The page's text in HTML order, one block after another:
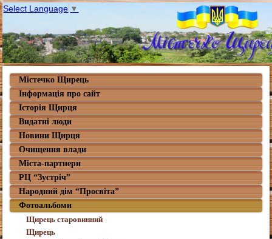
Select Language ▼
Містечко Щирець
Інформація про сайт
Історія Щирця
Видатні люди
Новини Щирця
Очищення влади
Міста-партнери
РЦ “Зустріч”
Народний дім “Просвіта”
Фотоальбоми
Щирець старовинний
Щирець